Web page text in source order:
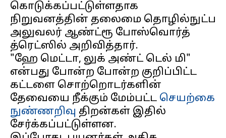
கொடுக்கப்பட்டுள்ளதாக
நிறுவனத்தின் தலைமை தொழில்நுட்ப
அலுவலர் ஆண்ட்ரூ போஸ்வொர்த்
த்ரெட்ஸில் அறிவித்தார்.
"ஹே மெட்டா, லுக் அண்ட் டெல் மி"
என்பது போன்ற போன்ற குறிப்பிட்ட
கட்டளை சொற்றொடர்களின்
தேவையை நீக்கும் மேம்பட்ட செயற்கை
நுண்ணறிவு திறன்கள் இதில்
சேர்க்கப்பட்டுள்ளன.